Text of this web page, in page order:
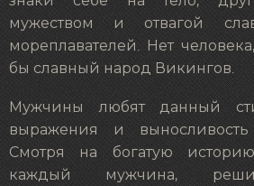
мужеством и отвагой
мореплавателей. Нет
бы славный народ Викингов.
Мужчины любят данный
выражения и
Смотря на богатую
каждый мужчина,